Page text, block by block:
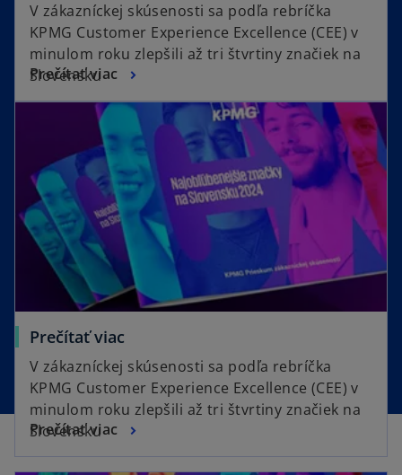
V zákazníckej skúsenosti sa podľa rebríčka
KPMG Customer Experience Excellence (CEE) v
minulom roku zlepšili až tri štvrtiny značiek na
Slovensku
Prečítať viac
Prečítať viac
V zákazníckej skúsenosti sa podľa rebríčka
KPMG Customer Experience Excellence (CEE) v
minulom roku zlepšili až tri štvrtiny značiek na
Slovensku
Prečítať viac